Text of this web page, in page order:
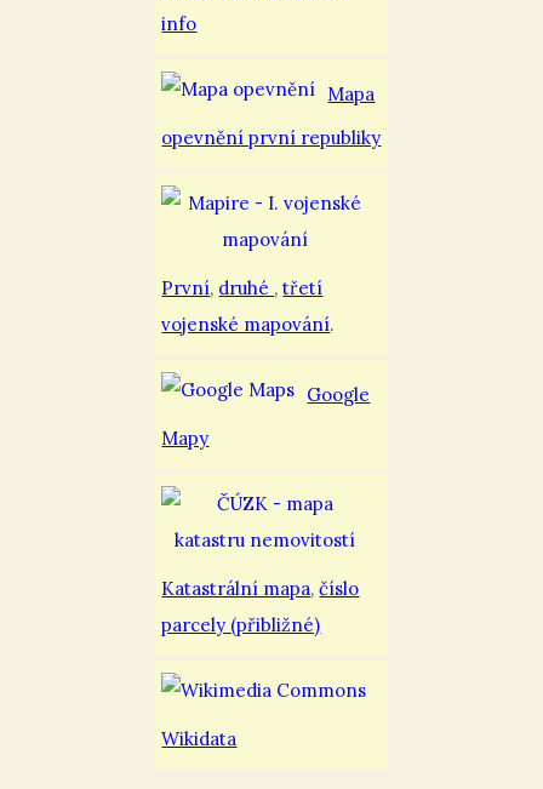
info
Mapa
opevnění první republiky
První, druhé ,třetí
vojenské mapování.
Google
Mapy
Katastrální mapa,číslo
parcely (přibližné)
Wikidata